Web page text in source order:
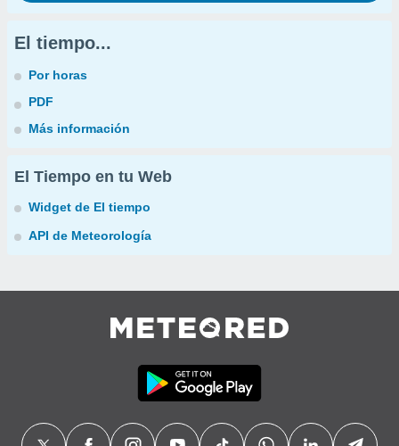
El tiempo...
Por horas
PDF
Más información
El Tiempo en tu Web
Widget de El tiempo
API de Meteorología